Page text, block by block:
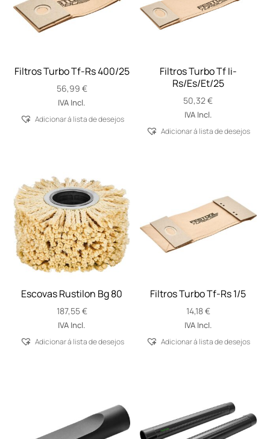
Filtros Turbo Tf-Rs 400/25
56,99 €
IVA Incl.
Adicionar á lista de desejos
Filtros Turbo Tf Ii-
Rs/Es/Et/25
50,32€
IVA Incl.
Adicionar á lista de desejos
Escovas Rustilon Bg 80
187,55€
IVA Incl.
Adicionar á lista de desejos
Filtros Turbo Tf-Rs 1/5
14,18€
IVA Incl.
Adicionar á lista de desejos